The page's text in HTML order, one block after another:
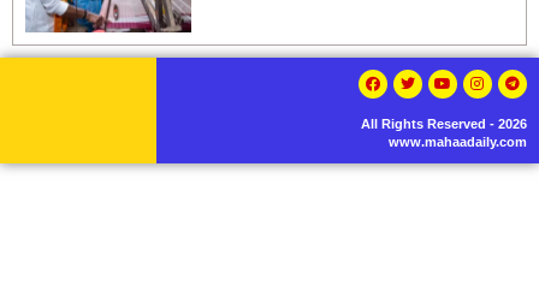
All Rights Reserved - 2026
www.mahaadaily.com